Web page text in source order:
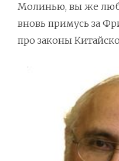
Молинью, вы же
вновь примусь за
про законы